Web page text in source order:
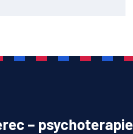
– psychoterapie